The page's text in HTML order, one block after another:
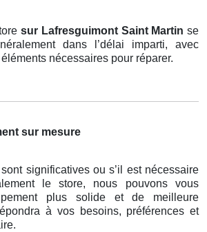
sur Lafresguimont Saint Martin se
dans l’délai imparti, avec
éléments nécessaires pour réparer.
sur mesure
significatives ou s’il est nécessaire
le store, nous pouvons vous
plus solide et de meilleure
à vos besoins, préférences et